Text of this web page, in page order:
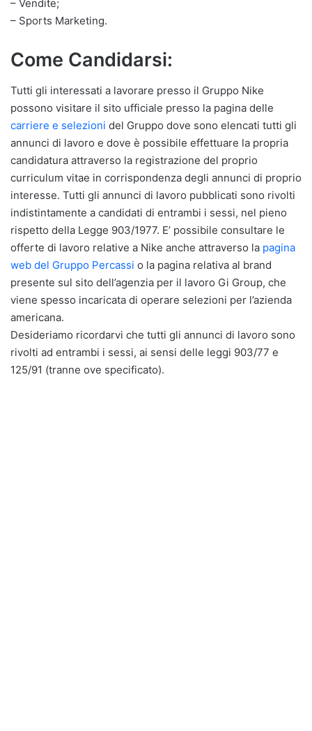
– Vendite;
– Sports Marketing.
Come Candidarsi:
Tutti gli interessati a lavorare presso il Gruppo Nike
possono visitare il sito ufficiale presso la pagina delle
carriere e selezioni del Gruppo dove sono elencati tutti gli
annunci di lavoro e dove è possibile effettuare la propria
candidatura attraverso la registrazione del proprio
curriculum vitae in corrispondenza degli annunci di proprio
interesse. Tutti gli annunci di lavoro pubblicati sono rivolti
indistintamente a candidati di entrambi i sessi, nel pieno
rispetto della Legge 903/1977. E’ possibile consultare le
offerte di lavoro relative a Nike anche attraverso la pagina
web del Gruppo Percassi o la pagina relativa al brand
presente sul sito dell’agenzia per il lavoro Gi Group, che
viene spesso incaricata di operare selezioni per l’azienda
americana.
Desideriamo ricordarvi che tutti gli annunci di lavoro sono
rivolti ad entrambi i sessi, ai sensi delle leggi 903/77 e
125/91 (tranne ove specificato).